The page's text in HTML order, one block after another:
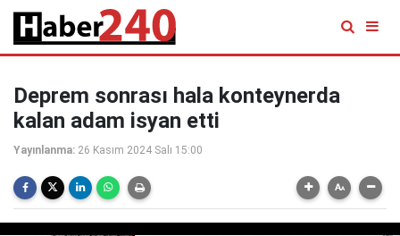
Deprem sonrası hala konteynerda
kalan adam isyan etti
Yayınlanma: 26 Kasım 2024 Salı 15:00